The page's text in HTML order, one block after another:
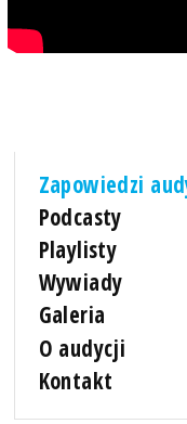
Zapowiedzi
Podcasty
Playlisty
Wywiady
Galeria
O audycji
Kontakt